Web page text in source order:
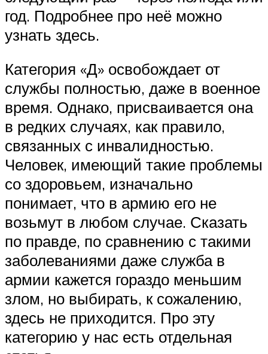
год. Подробнее про неё можно
узнать здесь.
Категория «Д» освобождает от
службы полностью, даже в военное
время. Однако, присваивается она
в редких случаях, как правило,
связанных с инвалидностью.
Человек, имеющий такие проблемы
со здоровьем, изначально
понимает, что в армию его не
возьмут в любом случае. Сказать
по правде, по сравнению с такими
заболеваниями даже служба в
армии кажется гораздо меньшим
злом, но выбирать, к сожалению,
здесь не приходится. Про эту
категорию у нас есть отдельная